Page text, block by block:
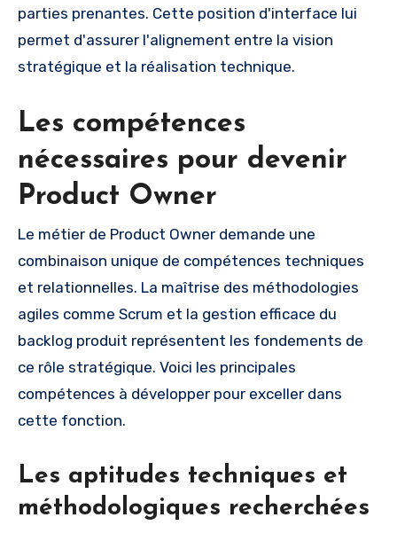
parties prenantes. Cette position d'interface lui
permet d'assurer l'alignement entre la vision
stratégique et la réalisation technique.
Les compétences
nécessaires pour devenir
Product Owner
Le métier de Product Owner demande une
combinaison unique de compétences techniques
et relationnelles. La maîtrise des méthodologies
agiles comme Scrum et la gestion efficace du
backlog produit représentent les fondements de
ce rôle stratégique. Voici les principales
compétences à développer pour exceller dans
cette fonction.
Les aptitudes techniques et
méthodologiques recherchées